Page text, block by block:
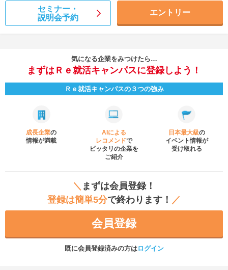
セミナー・
説明会予約
エントリー
気になる企業をみつけたら…
まずはＲｅ就活キャンパスに登録しよう！
Ｒｅ就活キャンパスの３つの強み
成長企業の
情報が満載
AIによる
レコメンドで
ピッタリの企業を
ご紹介
日本最大級の
イベント情報が
受け取れる
＼ まずは会員登録！
登録は簡単5分で終わります！ ／
会員登録
既に会員登録済みの方はログイン